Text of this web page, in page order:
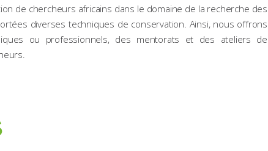
de chercheurs africains dans le domaine de la recherche des
diverses techniques de conservation. Ainsi, nous offrons
ou professionnels, des mentorats et des ateliers de